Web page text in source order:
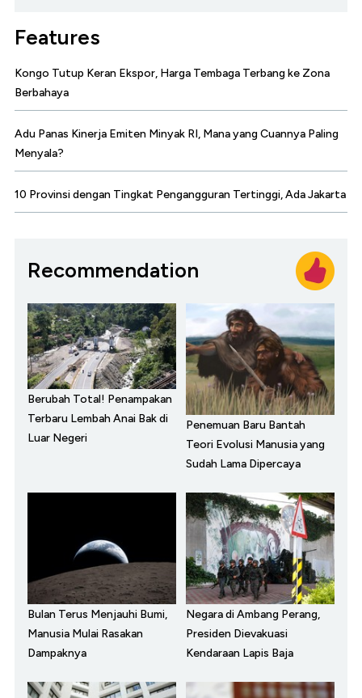
Features
Kongo Tutup Keran Ekspor, Harga Tembaga Terbang ke Zona
Berbahaya
Adu Panas Kinerja Emiten Minyak RI, Mana yang Cuannya Paling
Menyala?
10 Provinsi dengan Tingkat Pengangguran Tertinggi, Ada Jakarta
Recommendation
Berubah Total! Penampakan
Terbaru Lembah Anai Bak di
Luar Negeri
Penemuan Baru Bantah
Teori Evolusi Manusia yang
Sudah Lama Dipercaya
Bulan Terus Menjauhi Bumi,
Manusia Mulai Rasakan
Dampaknya
Negara di Ambang Perang,
Presiden Dievakuasi
Kendaraan Lapis Baja